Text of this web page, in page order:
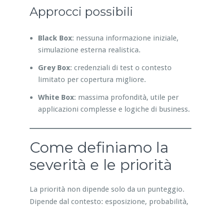
Approcci possibili
Black Box: nessuna informazione iniziale,
simulazione esterna realistica.
Grey Box: credenziali di test o contesto
limitato per copertura migliore.
White Box: massima profondità, utile per
applicazioni complesse e logiche di business.
Come definiamo la
severità e le priorità
La priorità non dipende solo da un punteggio.
Dipende dal contesto: esposizione, probabilità,